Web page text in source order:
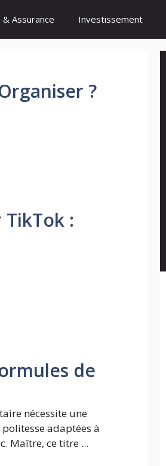
& Assurance Investissement
?
:
de
nécessite une
adaptées à
Maître, ce titre ...